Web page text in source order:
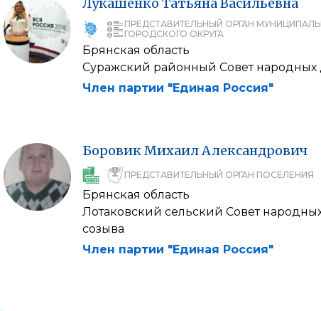
ПРЕДСТАВИТЕЛЬНЫЙ ОРГАН
ГОРОДСКОГО ОКРУГА
Брянская область
Суражский районный Совет народных
Член партии "Единая Россия"
БоровикМихаилАлександрович
ПРЕДСТАВИТЕЛЬНЫЙ ОРГАН ПОСЕЛЕНИЯ
Брянская область
Лотаковский сельский Совет
созыва
Член партии "Единая Россия"